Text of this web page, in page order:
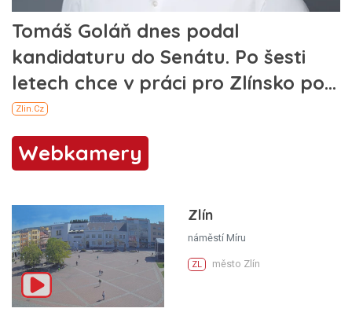
Webkamery
Zlín
náměstí Míru
ZL město Zlín